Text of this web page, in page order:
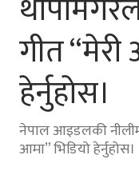
गीत “मेरी
हेर्नुहोस।
नेपाल आइडलकी
आमा” भिडियो हेर्नुहोस।